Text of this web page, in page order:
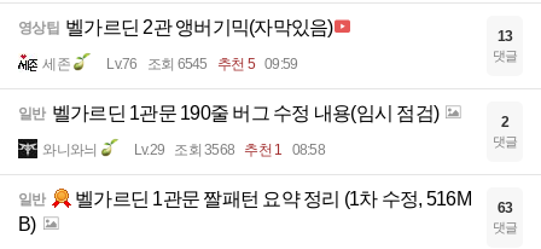
영상팁 벨가르딘 2관 앵버기믹(자막있음)
세존 Lv.76 조회 6545 추천 5 09:59
13
댓글
일반 벨가르딘 1관문 190줄 버그 수정 내용(임시 점검)
와니와늬 Lv.29 조회 3568 추천 1 08:58
2
댓글
일반
벨가르딘 1관문 짤패턴 요약 정리 (1차 수정, 516M
B)
63
댓글